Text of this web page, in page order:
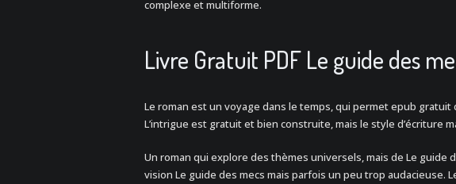
complexe et multiforme.
Livre Gratuit PDF Le guide des
Le roman est un voyage dans le temps, qui permet epub
L’intrigue est gratuit et bien construite, mais le style d’écriture
Un roman qui explore des thèmes universels, mais de Le guide
vision Le guide des mecs mais parfois un peu trop audacieuse.